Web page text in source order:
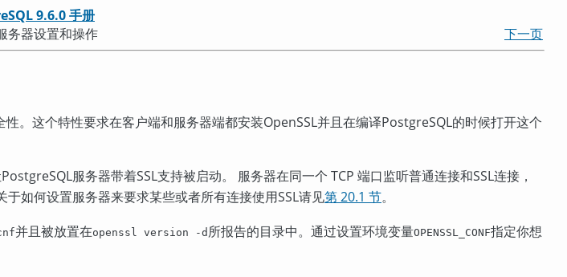
9.6.0 手册
务器设置和操作 下一页
。这个特性要求在客户端和服务器端都安装OpenSSL并且在编译PostgreSQL的时候打开这个
PostgreSQL服务器带着SSL支持被启动。 服务器在同一个 TCP 端口监听普通连接和SSL连接，
如何设置服务器来要求某些或者所有连接使用SSL请见第 20.1 节。
并且被放置在openssl version -d 所报告的目录中。通过设置环境变量OPENSSL_CONF指定你想